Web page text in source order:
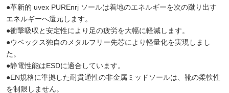
●革新的 uvex PUREnrj ソールは着地のエネルギーを次の蹴り出す
エネルギーへ還元します。
●衝撃吸収と安定性により足の疲労を大幅に軽減します。
●ウベックス独自のメタルフリー先芯により軽量化を実現しまし
た。
●静電性能はESDに適合しています。
●EN規格に準拠した耐貫通性の非金属ミッドソールは、靴の柔軟性
を制限しません。